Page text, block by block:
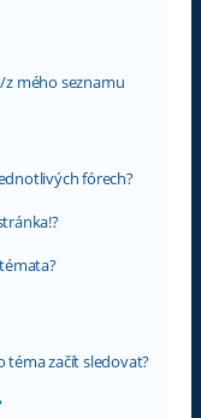
mého seznamu
fórech?
téma začít sledovat?